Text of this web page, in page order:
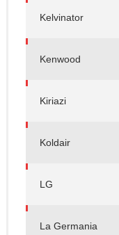
Kelvinator
Kenwood
Kiriazi
Koldair
LG
La Germania